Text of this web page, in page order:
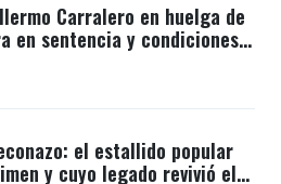
Carralero en huelga de
en sentencia y condiciones
el estallido popular
y cuyo legado revivió el